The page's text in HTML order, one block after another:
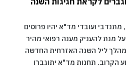
ועובדי מד"א יהיו פרוסים
מנת להעניק מענה רפואי מהיר
ליל השנה האזרחית החדשה
הקרוב. תחנות מד"א יתוגברו